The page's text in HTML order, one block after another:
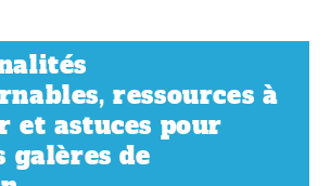
ressources à
et astuces pour
galères de